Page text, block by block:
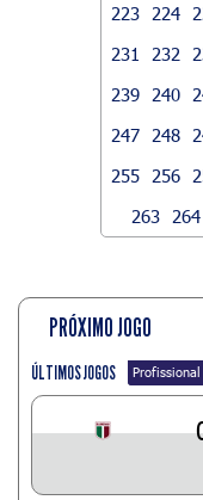
223
224
231
232
239
240
247
248
255
256
263
264
PRÓXIMO JOGO
ÚLTIMOS JOGOS Profissional